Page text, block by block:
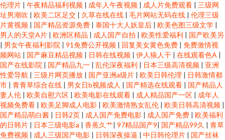
伦理片 | 午夜精品福利视频 | 成年人午夜视频 | 成人片免费观看 | 三级网
址男潮吹 | 欧美二区足交 | 久草在线在线 | 毛片网站无码在线 | 伦理三级
片黄视频 | 国产精品资源免费 | 泰国十大人妖皇后 | 欧美色图三级文学 |
男人的天堂A片 | 欧洲区精品 | 成人国产自拍 | 欧美性爱福利 | 国产欧美另
| 男女午夜福利影院 | 91免费公开视频 | 回复美女黄色免费 | 免费激情视
频网站 | 国产麻豆精品视频 | 日韩在线视频 | 伊人狼人干 | 在线观看色A |
国产在线影院 | 国产精品九一 | 乱伦深夜福利 | 日本三级高清视频 | 亚洲
性爱导航 | 三级片网页播放 | 国产亚洲a级片 | 欧美日韩伦理 | 日韩激情都
市 | 青青草综合在线 | 男女日b视频成人 | 国产精选在线观看 | 国产精品人
妻人伦 | 欧美自慰六区 | 欧美电影在线观看 | 成人精品国产一区 | 成年人
视频免费看 | 欧美足脚成人电影 | 欧美激情熟女乱伦 | 欧美日韩高清视频 |
国产精品萌白酱 | 日韩2页 | 成人国产免费电影 | 成人国产免费 | 欧美福利
的日韩片 | 日本三级电影a | 香蕉久艹| 97精品国产9| 国产精品99久 | 青草
免费视频 | 成人三级国产电影 | 日韩深夜操逼 | 中日韩伦理片 | 国产丝袜